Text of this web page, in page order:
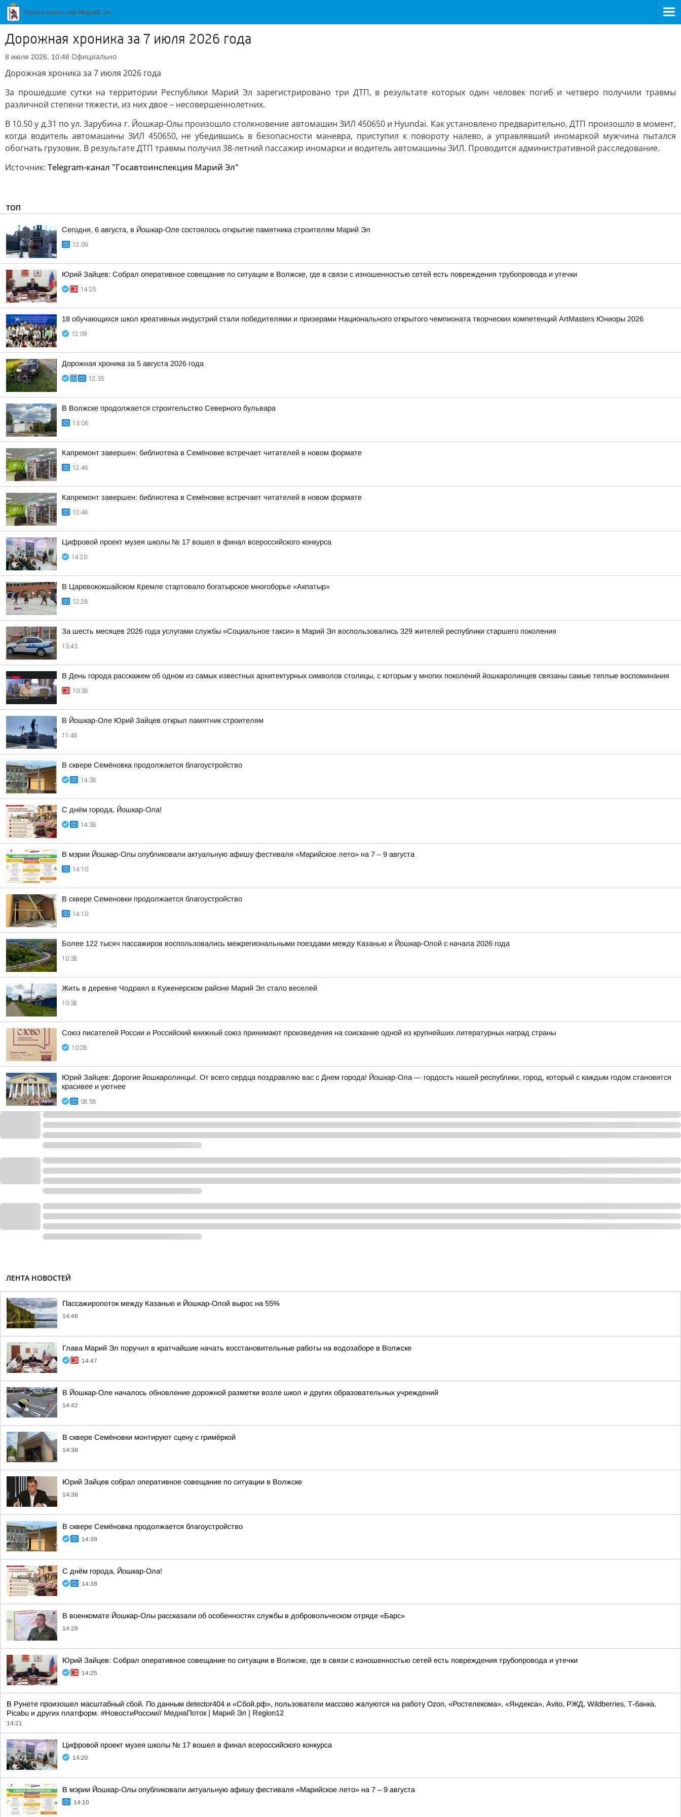
Дорожная хроника за 7 июля 2026 года
8 июля 2026, 10:48 Официально
Дорожная хроника за 7 июля 2026 года
За прошедшие сутки на территории Республики Марий Эл зарегистрировано три ДТП, в результате которых один человек погиб и четверо получили травмы
различной степени тяжести, из них двое – несовершеннолетних.
В 10.50 у д.31 по ул. Зарубина г. Йошкар-Олы произошло столкновение автомашин ЗИЛ 450650 и Hyundai. Как установлено предварительно, ДТП произошло в момент,
когда водитель автомашины ЗИЛ 450650, не убедившись в безопасности маневра, приступил к повороту налево, а управлявший иномаркой мужчина пытался
обогнать грузовик. В результате ДТП травмы получил 38-летний пассажир иномарки и водитель автомашины ЗИЛ. Проводится административной расследование.
Источник: Telegram-канал "Госавтоинспекция Марий Эл"
ТОП
Сегодня, 6 августа, в Йошкар-Оле состоялось открытие памятника строителям Марий Эл
12:09
Юрий Зайцев: Собрал оперативное совещание по ситуации в Волжске, где в связи с изношенностью сетей есть повреждения трубопровода и утечки
14:25
18 обучающихся школ креативных индустрий стали победителями и призерами Национального открытого чемпионата творческих компетенций ArtMasters Юниоры 2026
12:09
Дорожная хроника за 5 августа 2026 года
12:35
В Волжске продолжается строительство Северного бульвара
13:06
Капремонт завершен: библиотека в Семёновке встречает читателей в новом формате
12:48
Капремонт завершен: библиотека в Семёновке встречает читателей в новом формате
12:48
Цифровой проект музея школы № 17 вошел в финал всероссийского конкурса
14:20
В Царевококшайском Кремле стартовало богатырское многоборье «Акпатыр»
12:28
За шесть месяцев 2026 года услугами службы «Социальное такси» в Марий Эл воспользовались 329 жителей республики старшего поколения
13:43
В День города расскажем об одном из самых известных архитектурных символов столицы, с которым у многих поколений йошкаролинцев связаны самые теплые воспоминания
10:38
В Йошкар-Оле Юрий Зайцев открыл памятник строителям
11:48
В сквере Семёновка продолжается благоустройство
14:38
С днём города, Йошкар-Ола!
14:38
В мэрии Йошкар-Олы опубликовали актуальную афишу фестиваля «Марийское лето» на 7 – 9 августа
14:10
В сквере Семеновки продолжается благоустройство
14:10
Более 122 тысяч пассажиров воспользовались межрегиональными поездами между Казанью и Йошкар-Олой с начала 2026 года
10:38
Жить в деревне Чодраял в Куженерском районе Марий Эл стало веселей
10:38
Союз писателей России и Российский книжный союз принимают произведения на соискание одной из крупнейших литературных наград страны
10:28
Юрий Зайцев: Дорогие йошкаролинцы!. От всего сердца поздравляю вас с Днем города! Йошкар-Ола — гордость нашей республики, город, который с каждым годом становится
красивее и уютнее
08:58
ЛЕНТА НОВОСТЕЙ
Пассажиропоток между Казанью и Йошкар-Олой вырос на 55%
14:48
Глава Марий Эл поручил в кратчайшие начать восстановительные работы на водозаборе в Волжске
14:47
В Йошкар-Оле началось обновление дорожной разметки возле школ и других образовательных учреждений
14:42
В сквере Семёновки монтируют сцену с гримёркой
14:38
Юрий Зайцев собрал оперативное совещание по ситуации в Волжске
14:38
В сквере Семёновка продолжается благоустройство
14:38
С днём города, Йошкар-Ола!
14:38
В военкомате Йошкар-Олы рассказали об особенностях службы в добровольческом отряде «Барс»
14:28
Юрий Зайцев: Собрал оперативное совещание по ситуации в Волжске, где в связи с изношенностью сетей есть повреждения трубопровода и утечки
14:25
В Рунете произошел масштабный сбой. По данным detector404 и «Сбой.рф», пользователи массово жалуются на работу Ozon, «Ростелекома», «Яндекса», Avito, РЖД, Wildberries, Т-банка,
Picabu и других платформ. #НовостиРоссии// МедиаПоток | Марий Эл | Region12
14:21
Цифровой проект музея школы № 17 вошел в финал всероссийского конкурса
14:20
В мэрии Йошкар-Олы опубликовали актуальную афишу фестиваля «Марийское лето» на 7 – 9 августа
14:10